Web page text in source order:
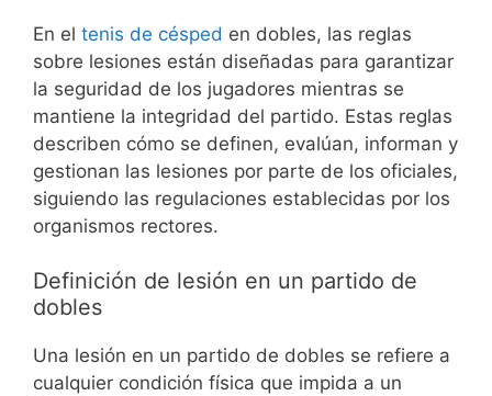
En el tenis de césped en dobles, las reglas
sobre lesiones están diseñadas para garantizar
la seguridad de los jugadores mientras se
mantiene la integridad del partido. Estas reglas
describen cómo se definen, evalúan, informan y
gestionan las lesiones por parte de los oficiales,
siguiendo las regulaciones establecidas por los
organismos rectores.
Definición de lesión en un partido de
dobles
Una lesión en un partido de dobles se refiere a
cualquier condición física que impida a un